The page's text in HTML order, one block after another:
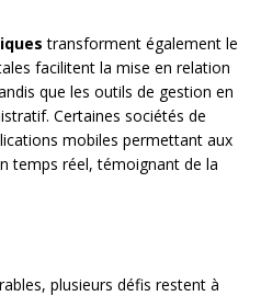
transforment également le
facilitent la mise en relation
que les outils de gestion en
Certaines sociétés de
mobiles permettant aux
temps réel, témoignant de la
plusieurs défis restent à